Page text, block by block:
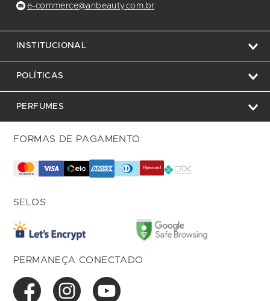
e-commerce@anbeauty.com.br
INSTITUCIONAL
POLÍTICAS
PERFUMES
FORMAS DE PAGAMENTO
SELOS
PERMANEÇA CONECTADO